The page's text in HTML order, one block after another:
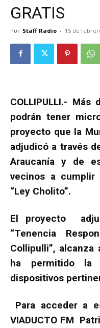
GRATIS
Por Staff Radio - 15 de
COLLIPULLI.-
podrán tener
proyecto que la
adjudicó a través
Araucanía y de
vecinos a
“Ley Cholito”.
El proyecto
“Tenencia
Collipulli”,
ha permitido
dispositivos
Para acceder a
VIADUCTO FM